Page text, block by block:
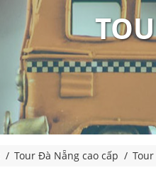
Tour Đà Nẵng cao cấp